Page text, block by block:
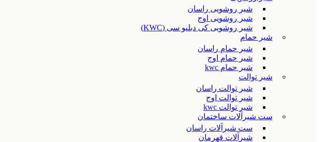
شیر روشویی راسان
شیر روشویی اوج
شیر روشویی کی دبلیو سی (KWC)
شیر حمام
شیر حمام راسان
شیر حمام اوج
شیر حمام kwc
شیر توالت
شیر توالت راسان
شیر توالت اوج
شیر توالت kwc
ست شیرآلات ساختمان
ست شیرآلات راسان
شیرآلات قهرمان